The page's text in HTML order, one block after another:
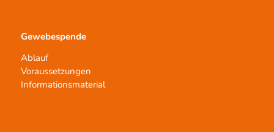
Gewebespende
Ablauf
Voraussetzungen
Informationsmaterial